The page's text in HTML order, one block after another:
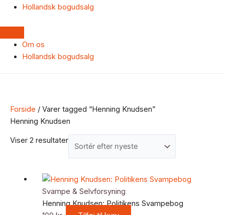
Hollandsk bogudsalg
Om os
Hollandsk bogudsalg
Forside / Varer tagged “Henning Knudsen”
Henning Knudsen
Viser 2 resultater
Svampe & Selvforsyning
Henning Knudsen: Politikens Svampebog